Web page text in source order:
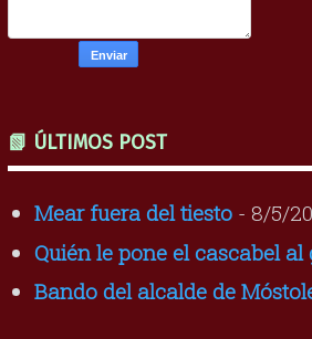
📗 ÚLTIMOS POST
Mear fuera del tiesto- 8/5/
Quién le pone el cascabel al
Bando del alcalde de